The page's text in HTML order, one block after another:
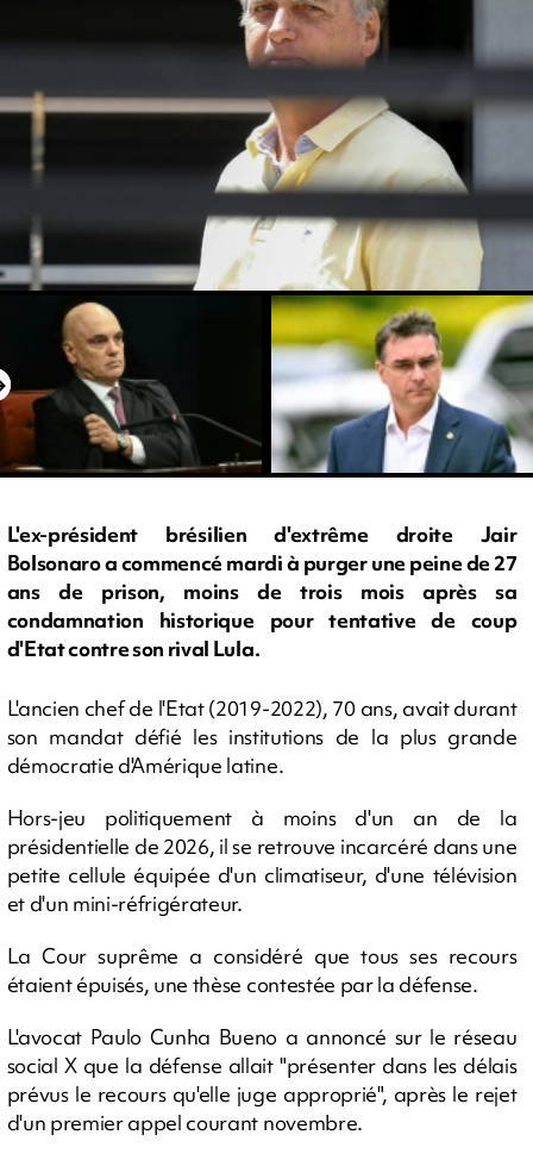
L'ex-président brésilien d'extrême droite Jair
Bolsonaro a commencé mardi à purger une peine de 27
ans de prison, moins de trois mois après sa
condamnation historique pour tentative de coup
d'Etat contre son rival Lula.
L'ancien chef de l'Etat (2019-2022), 70 ans, avait durant
son mandat défié les institutions de la plus grande
démocratie d'Amérique latine.
Hors-jeu politiquement à moins d'un an de la
présidentielle de 2026, il se retrouve incarcéré dans une
petite cellule équipée d'un climatiseur, d'une télévision
et d'un mini-réfrigérateur.
La Cour suprême a considéré que tous ses recours
étaient épuisés, une thèse contestée par la défense.
L'avocat Paulo Cunha Bueno a annoncé sur le réseau
social X que la défense allait "présenter dans les délais
prévus le recours qu'elle juge approprié", après le rejet
d'un premier appel courant novembre.